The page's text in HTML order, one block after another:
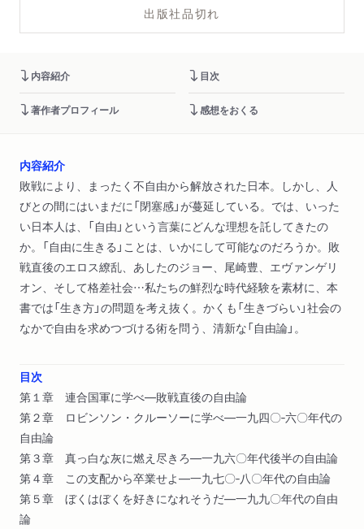
出版社品切れ
内容紹介 目次
著作者プロフィール 感想をおくる
内容紹介
敗戦により、まったく不自由から解放された日本。しかし、人
びとの間にはいまだに「閉塞感」が蔓延している。では、いった
い日本人は、「自由」という言葉にどんな理想を託してきたの
か。「自由に生きる」ことは、いかにして可能なのだろうか。敗
戦直後のエロス繚乱、あしたのジョー、尾崎豊、エヴァンゲリ
オン、そして格差社会…私たちの鮮烈な時代経験を素材に、本
書では「生き方」の問題を考え抜く。かくも「生きづらい」社会の
なかで自由を求めつづける術を問う、清新な「自由論」。
目次
第１章 連合国軍に学べ―敗戦直後の自由論
第２章 ロビンソン・クルーソーに学べ―一九四〇‐六〇年代の
自由論
第３章 真っ白な灰に燃え尽きろ―一九六〇年代後半の自由論
第４章 この支配から卒業せよ―一九七〇‐八〇年代の自由論
第５章 ぼくはぼくを好きになれそうだ―一九九〇年代の自由
論